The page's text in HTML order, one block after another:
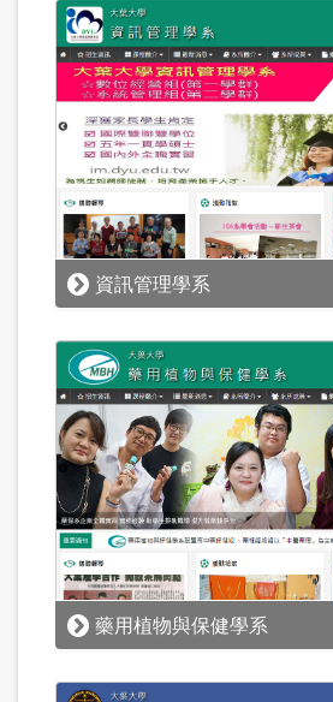
資訊管理學系
藥用植物與保健學系